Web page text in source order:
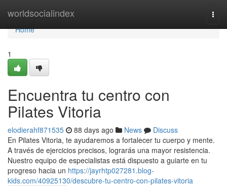
worldsocialindex
Home
Home
1
Encuentra tu centro con
Pilates Vitoria
elodierahf871535 88 days ago News
Discuss
En Pilates Vitoria, te ayudaremos a fortalecer tu cuerpo y mente.
A través de ejercicios precisos, lograrás una mayor resistencia.
Nuestro equipo de especialistas está dispuesto a guiarte en tu
progreso hacia un https://jayrhtp027281.blog-
kids.com/40925130/descubre-tu-centro-con-pilates-vitoria